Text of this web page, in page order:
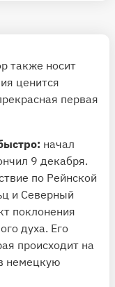
или не
мысли
попробуем
ре минор
также носит
ценится
первая
начал
9 декабря.
по Рейнской
и Северный
поклонения
духа. Его
происходит на
немецкую